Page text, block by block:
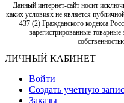
Данный интернет-сайт носит
каких условиях не является
437 (2) Гражданского кодекса
зарегистрированные
ЛИЧНЫЙ КАБИНЕТ
Войти
Создать учетную
Заказы